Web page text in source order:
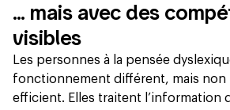
… mais avec des
visibles
Les personnes à la pensée
fonctionnement différent, mais non
efficient. Elles traitent l’information